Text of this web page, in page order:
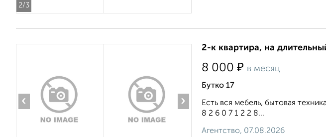
2/3
‹ ›
2-к квартира, на
8 000 ₽ в месяц
Бутко 17
Есть вся мебель, бытовая
8 2 6 0 7 1 2 2 8...
Агентство, 07.08.2026